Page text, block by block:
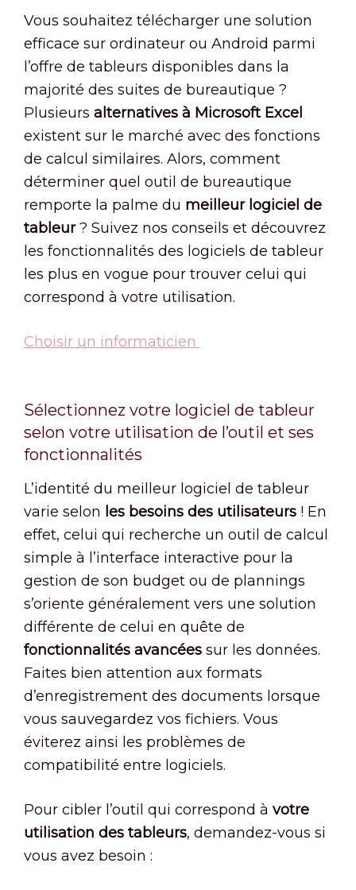
Vous souhaitez télécharger une solution
efficace sur ordinateur ou Android parmi
l’offre de tableurs disponibles dans la
majorité des suites de bureautique ?
Plusieurs alternatives à Microsoft Excel
existent sur le marché avec des fonctions
de calcul similaires. Alors, comment
déterminer quel outil de bureautique
remporte la palme du meilleur logiciel de
tableur? Suivez nos conseils et découvrez
les fonctionnalités des logiciels de tableur
les plus en vogue pour trouver celui qui
correspond à votre utilisation.
Choisir un informaticien
Sélectionnez votre logiciel de tableur
selon votre utilisation de l’outil et ses
fonctionnalités
L’identité du meilleur logiciel de tableur
varie selon les besoins des utilisateurs ! En
effet, celui qui recherche un outil de calcul
simple à l’interface interactive pour la
gestion de son budget ou de plannings
s’oriente généralement vers une solution
différente de celui en quête de
fonctionnalités avancées sur les données.
Faites bien attention aux formats
d’enregistrement des documents lorsque
vous sauvegardez vos fichiers. Vous
éviterez ainsi les problèmes de
compatibilité entre logiciels.
Pour cibler l’outil qui correspond à votre
utilisation des tableurs, demandez-vous si
vous avez besoin :